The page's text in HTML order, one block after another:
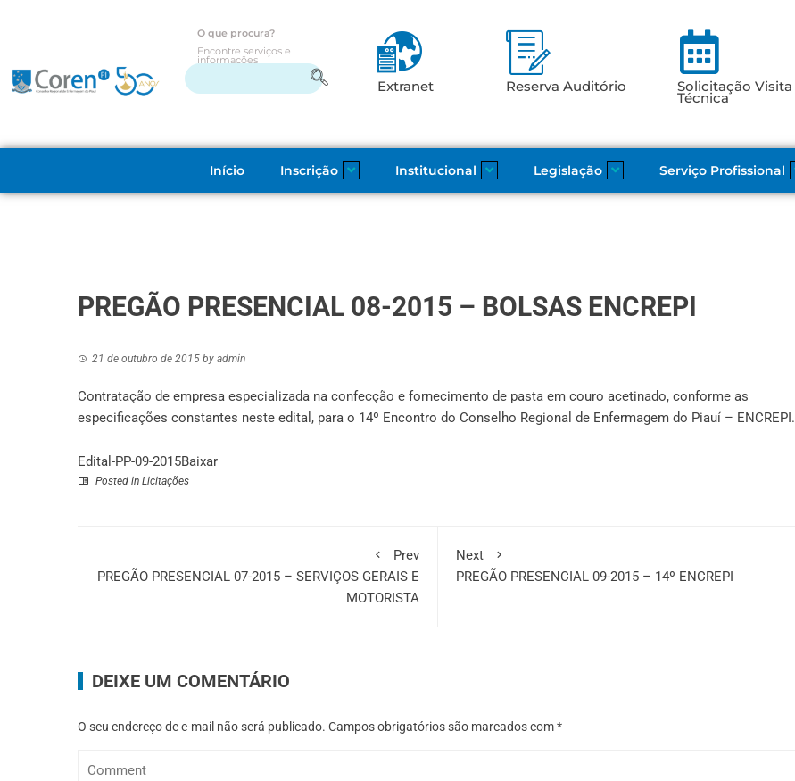
O que procura?
Encontre serviços e
informações
Extranet Reserva Auditório Solicitação Visita
Técnica
Início Inscrição Institucional Legislação Serviço Profissional
PREGÃO PRESENCIAL 08-2015 – BOLSAS ENCREPI
21 de outubro de 2015 by admin
Contratação de empresa especializada na confecção e fornecimento de pasta em couro acetinado, conforme as
especificações constantes neste edital, para o 14º Encontro do Conselho Regional de Enfermagem do Piauí – ENCREPI.
Edital-PP-09-2015Baixar
Posted in Licitações
Prev
PREGÃO PRESENCIAL 07-2015 – SERVIÇOS GERAIS E
MOTORISTA
Next
PREGÃO PRESENCIAL 09-2015 – 14º ENCREPI
DEIXE UM COMENTÁRIO
O seu endereço de e-mail não será publicado. Campos obrigatórios são marcados com*